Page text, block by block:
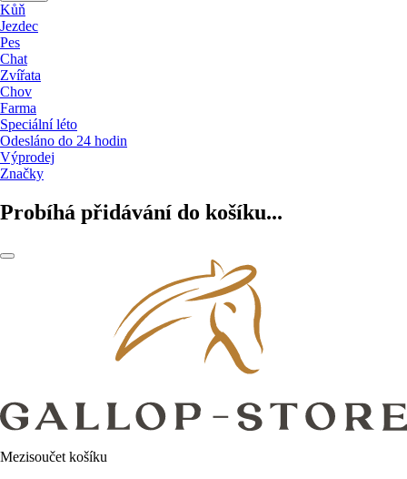
Kůň
Jezdec
Pes
Chat
Zvířata
Chov
Farma
Speciální léto
Odesláno do 24 hodin
Výprodej
Značky
Probíhá přidávání do košíku...
Mezisoučet košíku